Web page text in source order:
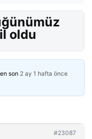
oldu
son 2 ay 1 hafta önce
#23087